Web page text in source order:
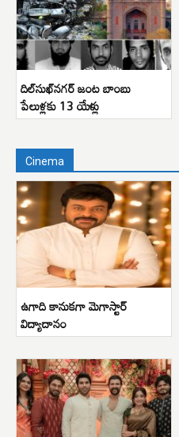
దిల్‌సుఖ్‌నగర్ జంట బాంబు
పేలుళ్లకు 13 యేళ్లు
Cinema
ఉగాది కానుకగా మెగాస్టార్
విద్యాదానం